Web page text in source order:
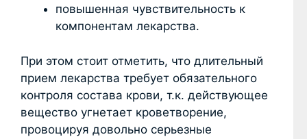
повышенная чувствительность к
компонентам лекарства.
При этом стоит отметить, что длительный
прием лекарства требует обязательного
контроля состава крови, т.к. действующее
вещество угнетает кроветворение,
провоцируя довольно серьезные